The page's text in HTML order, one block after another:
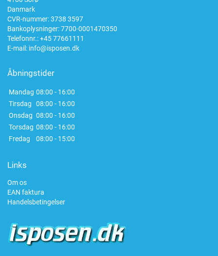
Danmark
CVR-nummer: 3738 3597
Bankoplysninger: 7700-0001470350
Telefonnr.:+45 77661111
E-mail: info@isposen.dk
Åbningstider
Mandag 08:00 - 16:00
Tirsdag
08:00 - 16:00
Onsdag 08:00 - 16:00
Torsdag 08:00 - 16:00
Fredag
08:00 - 15:00
Links
Om os
EAN faktura
Handelsbetingelser